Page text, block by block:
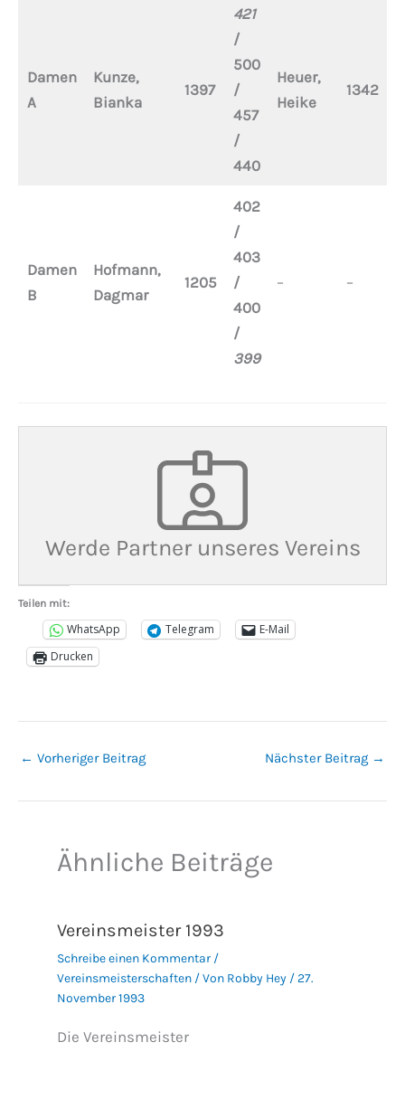
Damen
A
Kunze,
Bianka
1397
421
/
500
/
457
/
440
Heuer,
Heike
1342
Damen
B
Hofmann,
Dagmar
1205
402
/
403
/
400
/
399
– –
Werde Partner unseres Vereins
Teilen mit:
WhatsApp Telegram
E-Mail
Drucken
← Vorheriger Beitrag Nächster Beitrag →
Ähnliche Beiträge
Vereinsmeister 1993
Schreibe einen Kommentar /
Vereinsmeisterschaften/ Von Robby Hey /27.
November 1993
Die Vereinsmeister